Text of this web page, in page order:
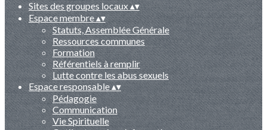
Sites des groupes locaux▴▾
Espace membre▴▾
Statuts, Assemblée Générale
Ressources communes
Formation
Référentiels à remplir
Lutte contre les abus sexuels
Espace responsable▴▾
Pédagogie
Communication
Vie Spirituelle